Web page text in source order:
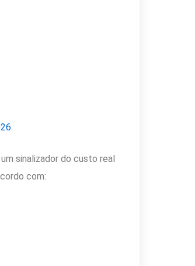
sinalizador do custo real
com: